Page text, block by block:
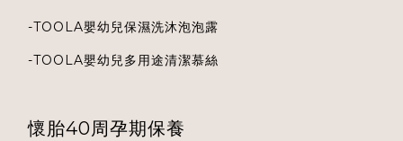
-TOOLA嬰幼兒保濕洗沐泡泡露
-TOOLA嬰幼兒多用途清潔慕絲
懷胎40周孕期保養